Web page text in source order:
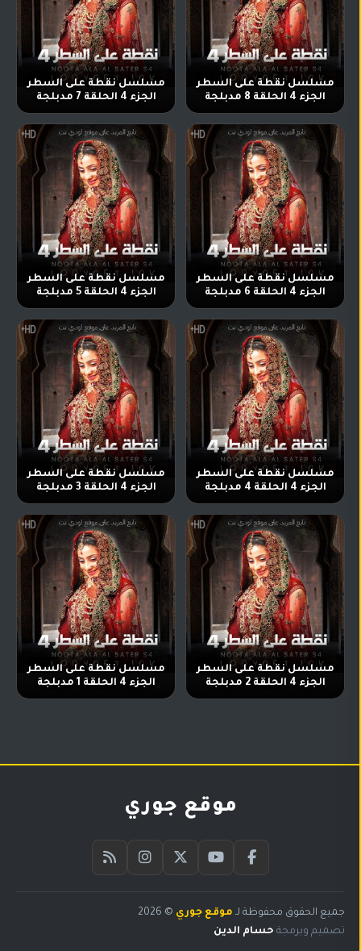
مسلسل نقطة على السطر
الجزء 4 الحلقة 8 مدبلجة
مسلسل نقطة على السطر
الجزء 4 الحلقة 7 مدبلجة
مسلسل نقطة على السطر
الجزء 4 الحلقة 6 مدبلجة
مسلسل نقطة على السطر
الجزء 4 الحلقة 5 مدبلجة
مسلسل نقطة على السطر
الجزء 4 الحلقة 4 مدبلجة
مسلسل نقطة على السطر
الجزء 4 الحلقة 3 مدبلجة
مسلسل نقطة على السطر
الجزء 4 الحلقة 2 مدبلجة
مسلسل نقطة على السطر
الجزء 4 الحلقة 1 مدبلجة
موقع جوري
جميع الحقوق محفوظة لـ موقع جوري © 2026
تصميم وبرمجة حسام الدين